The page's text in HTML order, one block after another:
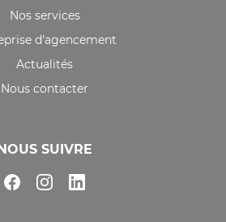
Nos services
d'agencement
Actualités
Nous contacter
NOUS SUIVRE